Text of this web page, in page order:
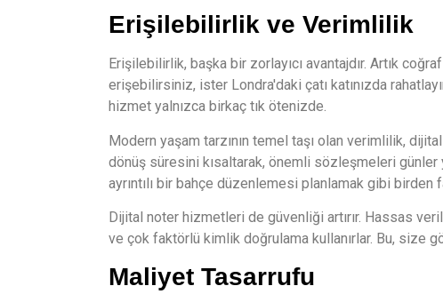
Erişilebilirlik ve Verimlilik
Erişilebilirlik, başka bir zorlayıcı avantajdır. Artık
erişebilirsiniz, ister Londra'daki çatı katınızda
hizmet yalnızca birkaç tık ötenizde.
Modern yaşam tarzının temel taşı olan verimlilik,
dönüş süresini kısaltarak, önemli sözleşmeleri günler
ayrıntılı bir bahçe düzenlemesi planlamak gibi birden
Dijital noter hizmetleri de güvenliği artırır. Hassas
ve çok faktörlü kimlik doğrulama kullanırlar. Bu, size
Maliyet Tasarrufu